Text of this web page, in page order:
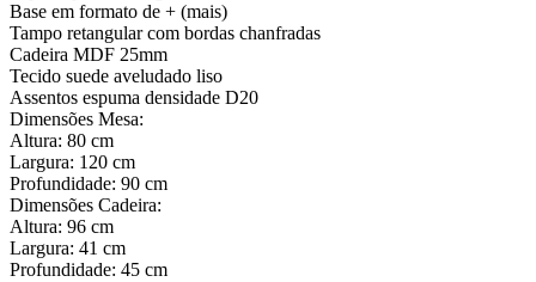
Base em formato de + (mais)
Tampo retangular com bordas chanfradas
Cadeira MDF 25mm
Tecido suede aveludado liso
Assentos espuma densidade D20
Dimensões Mesa:
Altura: 80 cm
Largura: 120 cm
Profundidade: 90 cm
Dimensões Cadeira:
Altura: 96 cm
Largura: 41 cm
Profundidade: 45 cm